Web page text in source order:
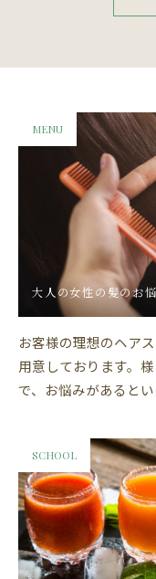
MENU
大人の女性の髪のお
お客様の理想のヘア
用意しております。
で、お悩みがあると
SCHOOL